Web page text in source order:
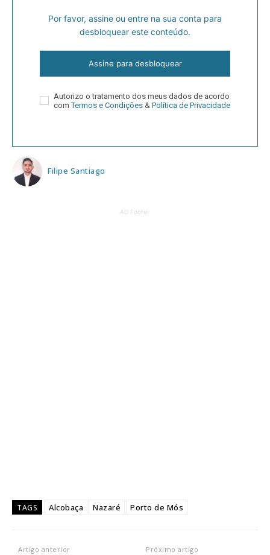
Por favor, assine ou entre na sua conta para
desbloquear este conteúdo.
Assine para desbloquear
Autorizo o tratamento dos meus dados de acordo
comTermos e Condições & Política de Privacidade
Filipe Santiago
AD Footer
TAGS Alcobaça Nazaré Porto de Mós
Artigo anterior Próximo artigo